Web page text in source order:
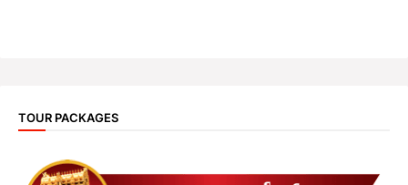
TOUR PACKAGES